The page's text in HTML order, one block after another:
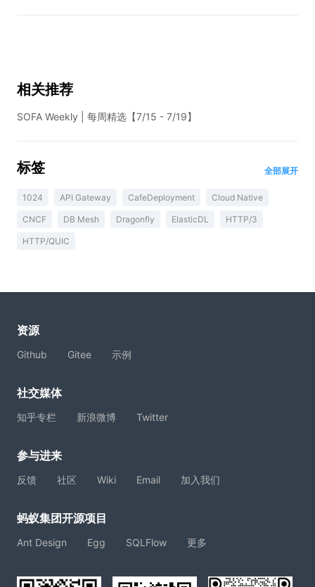
相关推荐
SOFA Weekly | 每周精选【7/15 - 7/19】
标签 全部展开
1024 API Gateway CafeDeployment Cloud Native
CNCF DB Mesh Dragonfly ElasticDL HTTP/3
HTTP/QUIC
资源
Github Gitee 示例
社交媒体
知乎专栏 新浪微博 Twitter
参与进来
反馈 社区 Wiki Email 加入我们
蚂蚁集团开源项目
Ant Design Egg SQLFlow 更多